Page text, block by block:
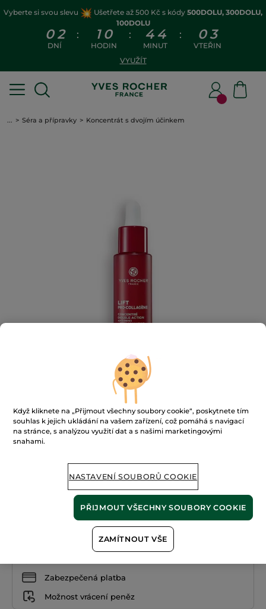
Vyberte si svou slevu Ušetřete až 500 Kč s kódy 500DOLU, 300DOLU,
100DOLU
0 2
DNÍ
: 1 0
HODIN
: 4 4
MINUT
: 0 2
VTEŘIN
VYUŽÍT
... Séra a přípravky Koncentrát s dvojím účinkem
Koncentrát s dvojím účinkem
★★★★★
★★★★★
Žádná
hodnocení
PŘIDAT HODNOCENÍ
NENÍ SKLADEM
Zabezpečená platba
Možnost vrácení peněz
Když kliknete na „Přijmout všechny soubory cookie“, poskytnete tím
souhlas k jejich ukládání na vašem zařízení, což pomáhá s navigací
na stránce, s analýzou využití dat a s našimi marketingovými
snahami.
NASTAVENÍ SOUBORŮ COOKIE
ZAMÍTNOUT VŠE
PŘIJMOUT VŠECHNY SOUBORY COOKIE